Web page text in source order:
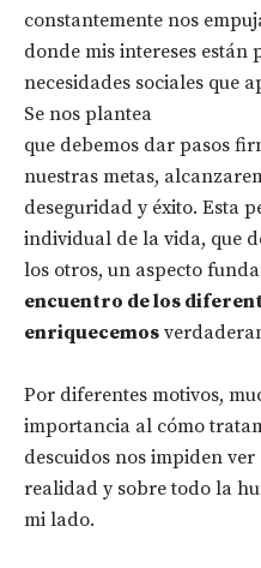
constantemente nos
donde mis intereses están
necesidades sociales que
Se nos plantea
que debemos dar pasos
nuestras metas,
deseguridad y éxito. Esta
individual de la vida, que
los otros, un aspecto
encuentro de los
enriquecemos
Por diferentes motivos,
importancia al cómo
descuidos nos impiden
realidad y sobre todo la
mi lado.